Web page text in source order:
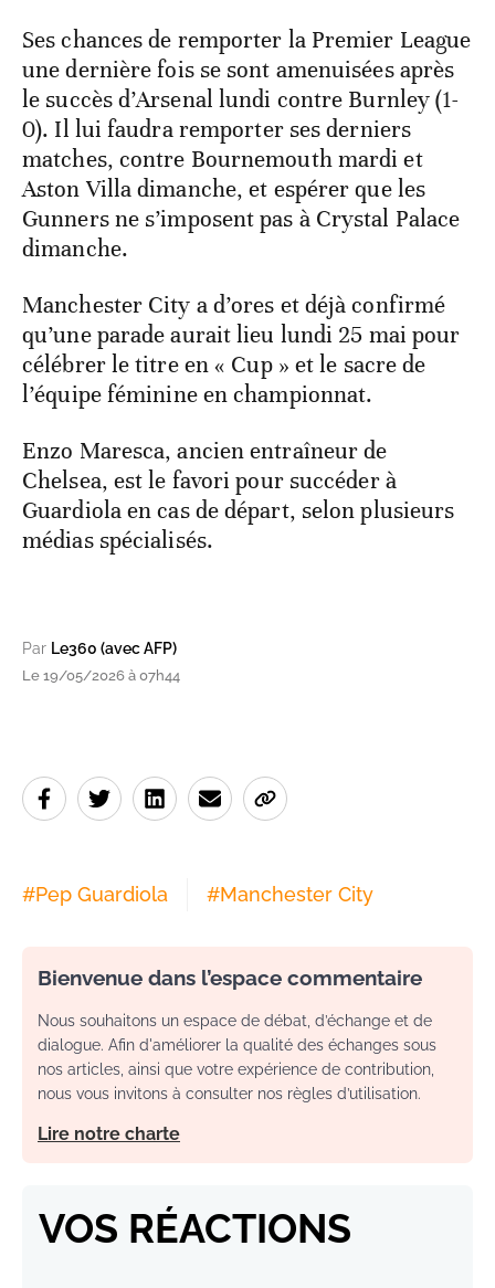
Ses chances de remporter la Premier League
une dernière fois se sont amenuisées après
le succès d’Arsenal lundi contre Burnley (1-
0). Il lui faudra remporter ses derniers
matches, contre Bournemouth mardi et
Aston Villa dimanche, et espérer que les
Gunners ne s’imposent pas à Crystal Palace
dimanche.
Manchester City a d’ores et déjà confirmé
qu’une parade aurait lieu lundi 25 mai pour
célébrer le titre en « Cup » et le sacre de
l’équipe féminine en championnat.
Enzo Maresca, ancien entraîneur de
Chelsea, est le favori pour succéder à
Guardiola en cas de départ, selon plusieurs
médias spécialisés.
Par Le360 (avec AFP)
Le 19/05/2026 à 07h44
#Pep Guardiola #Manchester City
Bienvenue dans l’espace commentaire
Nous souhaitons un espace de débat, d’échange et de
dialogue. Afin d'améliorer la qualité des échanges sous
nos articles, ainsi que votre expérience de contribution,
nous vous invitons à consulter nos règles d’utilisation.
Lire notre charte
VOS RÉACTIONS